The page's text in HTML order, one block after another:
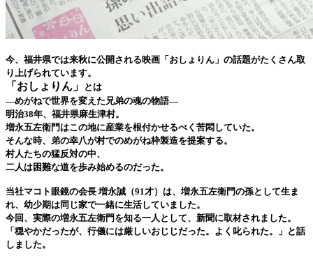
今、福井県では来秋に公開される映画「おしょりん」の話題がたくさん取
り上げられています。
「おしょりん」
とは
―めがねで世界を変えた兄弟の魂の物語―
明治38年、福井県麻生津村。
増永五左衛門はこの地に産業を根付かせるべく苦悶していた。
そんな時、弟の幸八が村でのめがね枠製造を提案する。
村人たちの猛反対の中、
二人は困難な道を歩み始めるのだった。
当社マコト眼鏡の会長 増永誠（91才）は、増永五左衛門の孫として生ま
れ、幼少期は同じ家で一緒に生活していました。
今回、実際の増永五左衛門を知る一人として、新聞に取材されました。
「穏やかだったが、行儀には厳しいおじじだった。よく叱られた。」と話
しました。